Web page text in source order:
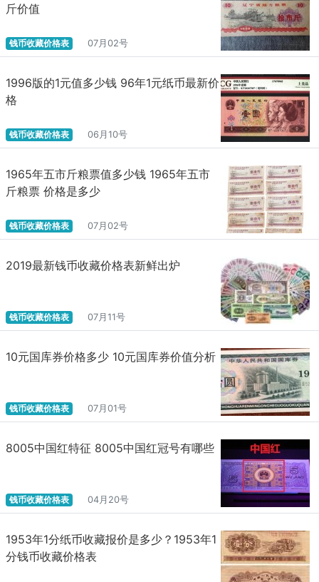
斤价值
钱币收藏价格表 07月02号
1996版的1元值多少钱 96年1元纸币最新价
格
钱币收藏价格表 06月10号
1965年五市斤粮票值多少钱 1965年五市
斤粮票 价格是多少
钱币收藏价格表 07月02号
2019最新钱币收藏价格表新鲜出炉
钱币收藏价格表 07月11号
10元国库券价格多少 10元国库券价值分析
钱币收藏价格表 07月01号
8005中国红特征 8005中国红冠号有哪些
钱币收藏价格表 04月20号
​1953年1分纸币收藏报价是多少？1953年1
分钱币收藏价格表